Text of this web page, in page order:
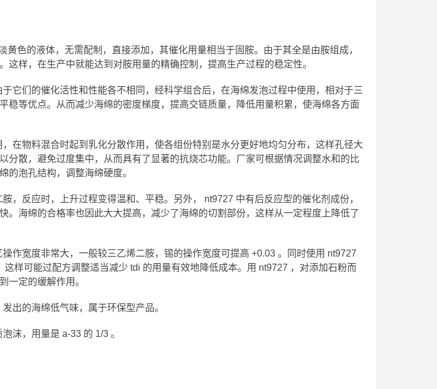
黄色的液体，无需配制，直接添加，其催化用量相当于固胺。由于其全是由胺组成，
这样，在生产中就能达到对胺用量的精确控制，提高生产过程的稳定性。
它们的催化活性和性能各不相同，经科学组合后，在海绵发泡过程中使用，相对于三
稳等优点。从而减少海绵的密度梯度，提高交链质量，降低用量积累，使海绵各方面
在物料混合时起到乳化分散作用，使各组份特别是水分更好地均匀分布，这样孔径大
分散，避免过度集中，从而具有了显著的抗烧芯功能。厂家可根据情况调整水和的比
的泡孔结构，调整海绵硬度。
，反应时，上升过程变得温和、平稳。另外， nt9727 中有后反应型的催化剂成份，
。海绵的合格率也因此大大提高，减少了海绵的切割部份，这样从一定程度上降低了
作宽度非常大，一般较三乙烯二胺，锡的操作宽度可提高 +0.03 。同时使用 nt9727
这样可能过配方调整适当减少 tdi 的用量有效地降低成本。用 nt9727 ，对添加石粉而
一定的缓解作用。
出的海绵低气味，属于环保型产品。
沫，用量是 a-33 的 1/3 。